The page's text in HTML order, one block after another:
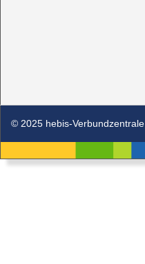
© 2025 hebis-Verbundzentrale